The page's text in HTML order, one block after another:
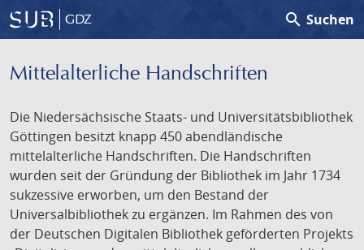
GDZ search Suchen
Mittelalterliche Handschriften
Die Niedersächsische Staats- und Universitätsbibliothek
Göttingen besitzt knapp 450 abendländische
mittelalterliche Handschriften. Die Handschriften
wurden seit der Gründung der Bibliothek im Jahr 1734
sukzessive erworben, um den Bestand der
Universalbibliothek zu ergänzen. Im Rahmen des von
der Deutschen Digitalen Bibliothek geförderten Projekts